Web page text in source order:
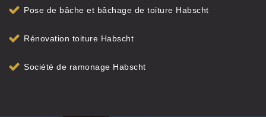
Pose de bâche et bâchage de toiture Habscht
Rénovation toiture Habscht
Société de ramonage Habscht